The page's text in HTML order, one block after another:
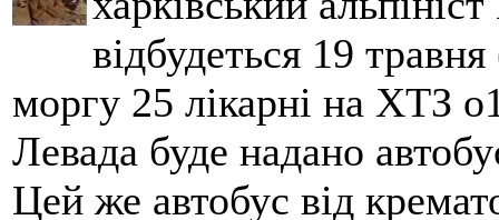
відбудеться 19
моргу 25 лікарні на ХТЗ
Левада буде надано
Цей же автобус від